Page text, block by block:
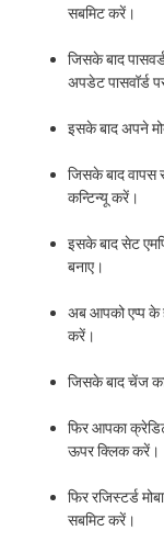
सबमिट करें।
जिसके बाद
अपडेट पासवॉर्ड
इसके बाद अपने
जिसके बाद वापस
कन्टिन्यू करें।
इसके बाद सेट
बनाए।
अब आपको एप्प के
करें।
जिसके बाद चेंज
फिर आपका
ऊपर क्लिक करें।
फिर रजिस्टर्ड
सबमिट करें।